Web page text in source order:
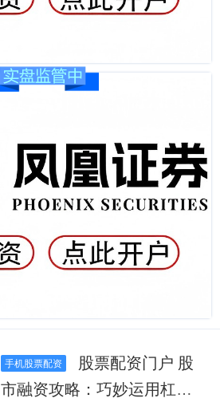
手机股票配资
市融资攻略：巧妙运用杠杆